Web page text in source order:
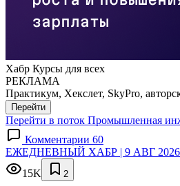
Хабр Курсы для всех
РЕКЛАМА
Практикум, Хекслет, SkyPro,
Перейти
Перейти в поток Промышленная
Комментарии 60
ЕЖЕДНЕВНЫЙ ХАБР | 9 АВГ 2026
15K
2